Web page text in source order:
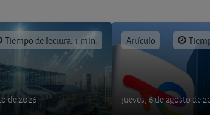
Tiempo de lectura: 1 min.
de 2026
Artículo
jueves, 6 de agosto de